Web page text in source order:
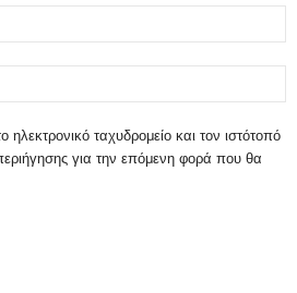
ταχυδρομείο και τον ιστότοπό
για την επόμενη φορά που θα